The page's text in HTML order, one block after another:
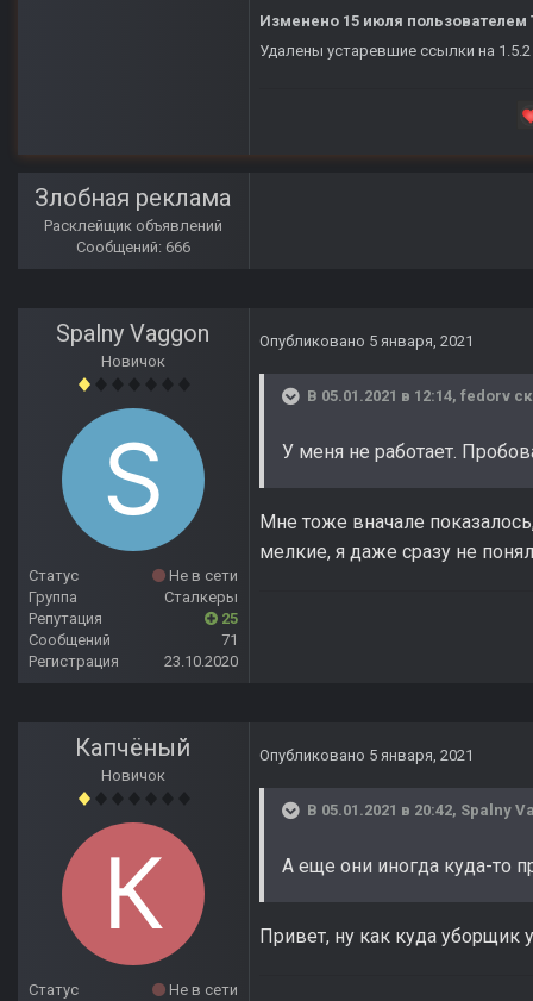
Изменено 15 июля
Удалены устаревшие ссылки на 1.5.2
Злобная реклама
Расклейщик объявлений
Сообщений: 666
Spalny Vaggon
Новичок
Статус
Не в сети
Группа
Сталкеры
Репутация
25
Сообщений
71
Регистрация
23.10.2020
Опубликовано 5 января, 2021
В 05.01.2021 в 12:14, fedorv
У меня не работает.
Мне тоже вначале
мелкие, я даже сразу не
Капчёный
Новичок
Статус
Не в сети
Опубликовано 5 января, 2021
В 05.01.2021 в 20:42, Spalny
А еще они иногда куда-то
Привет, ну как куда уборщик